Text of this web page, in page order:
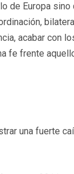
de Europa
acabar con
fe frente
una fuerte